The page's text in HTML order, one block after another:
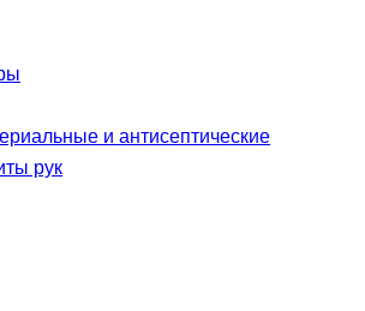
и антисептические
рук